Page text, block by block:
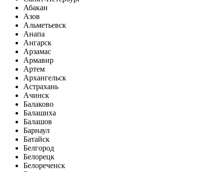
Абакан
Азов
Альметьевск
Анапа
Ангарск
Арзамас
Армавир
Артем
Архангельск
Астрахань
Ачинск
Балаково
Балашиха
Балашов
Барнаул
Батайск
Белгород
Белорецк
Белореченск